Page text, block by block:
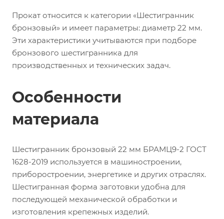
Прокат относится к категории «Шестигранник
бронзовый» и имеет параметры: диаметр 22 мм.
Эти характеристики учитываются при подборе
бронзового шестигранника для
производственных и технических задач.
Особенности
материала
Шестигранник бронзовый 22 мм БРАМЦ9-2 ГОСТ
1628-2019 используется в машиностроении,
приборостроении, энергетике и других отраслях.
Шестигранная форма заготовки удобна для
последующей механической обработки и
изготовления крепежных изделий.